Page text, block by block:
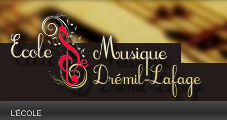
L’ÉCOLE